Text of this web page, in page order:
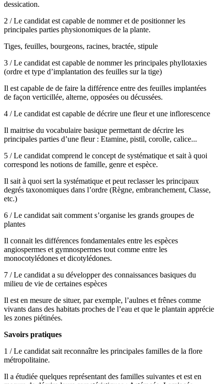
dessication.
2 / Le candidat est capable de nommer et de positionner les
principales parties physionomiques de la plante.
Tiges, feuilles, bourgeons, racines, bractée, stipule
3 / Le candidat est capable de nommer les principales phyllotaxies
(ordre et type d’implantation des feuilles sur la tige)
Il est capable de de faire la différence entre des feuilles implantées
de façon verticillée, alterne, opposées ou décussées.
4 / Le candidat est capable de décrire une fleur et une inflorescence
Il maitrise du vocabulaire basique permettant de décrire les
principales parties d’une fleur : Etamine, pistil, corolle, calice...
5 / Le candidat comprend le concept de systématique et sait à quoi
correspond les notions de famille, genre et espèce.
Il sait à quoi sert la systématique et peut reclasser les principaux
degrés taxonomiques dans l’ordre (Règne, embranchement, Classe,
etc.)
6 / Le candidat sait comment s’organise les grands groupes de
plantes
Il connait les différences fondamentales entre les espèces
angiospermes et gymnospermes tout comme entre les
monocotylédones et dicotylédones.
7 / Le candidat a su développer des connaissances basiques du
milieu de vie de certaines espèces
Il est en mesure de situer, par exemple, l’aulnes et frênes comme
vivants dans des habitats proches de l’eau et que le plantain apprécie
les zones piétinées.
Savoirs pratiques
1 / Le candidat sait reconnaître les principales familles de la flore
métropolitaine.
Il a étudiée quelques représentant des familles suivantes et est en